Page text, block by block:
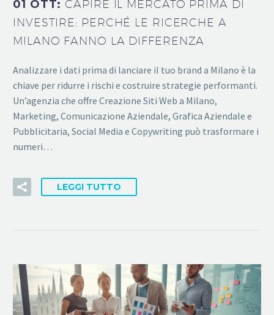
01 OTT:CAPIRE IL MERCATO PRIMA DI
INVESTIRE: PERCHÉ LE RICERCHE A
MILANO FANNO LA DIFFERENZA
Analizzare i dati prima di lanciare il tuo brand a Milano è la
chiave per ridurre i rischi e costruire strategie performanti.
Un’agenzia che offre Creazione Siti Web a Milano,
Marketing, Comunicazione Aziendale, Grafica Aziendale e
Pubblicitaria, Social Media e Copywriting può trasformare i
numeri…
LEGGI TUTTO